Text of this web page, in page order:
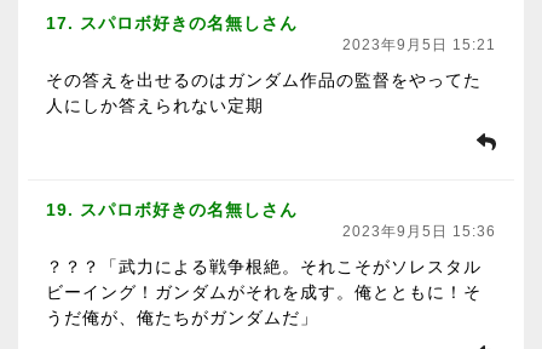
17. スパロボ好きの名無しさん
2023年9月5日 15:21
その答えを出せるのはガンダム作品の監督をやってた
人にしか答えられない定期
19. スパロボ好きの名無しさん
2023年9月5日 15:36
？？？「武力による戦争根絶。それこそがソレスタル
ビーイング！ガンダムがそれを成す。俺とともに！そ
うだ俺が、俺たちがガンダムだ」